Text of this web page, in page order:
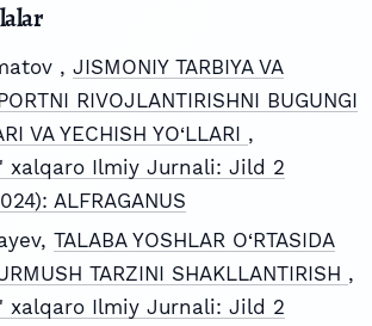
, JISMONIY TARBIYA VA
RIVOJLANTIRISHNI BUGUNGI
VA YECHISH YO‘LLARI ,
xalqaro Ilmiy Jurnali: Jild 2
ALFRAGANUS
TALABA YOSHLAR O‘RTASIDA
TARZINI SHAKLLANTIRISH ,
xalqaro Ilmiy Jurnali: Jild 2